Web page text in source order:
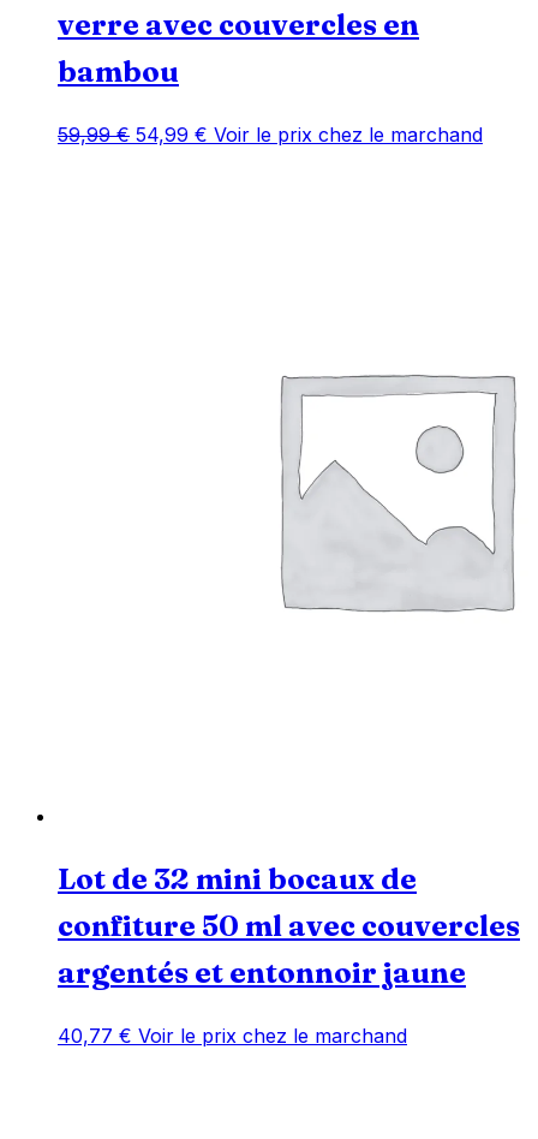
verre avec couvercles en
bambou
59,99€ Le
54,99 € Le
Voir le prix chez le marchand
Lot de 32 mini bocaux de
confiture 50 ml avec couvercles
argentés et entonnoir jaune
40,77 € Voir le prix chez le marchand